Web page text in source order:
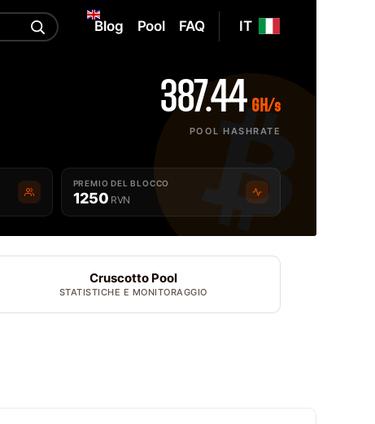
IT
Blog Pool FAQ
387.44 GH/s
POOL HASHRATE
PREMIO DEL BLOCCO
1250 RVN
Cruscotto Pool
STATISTICHE E MONITORAGGIO